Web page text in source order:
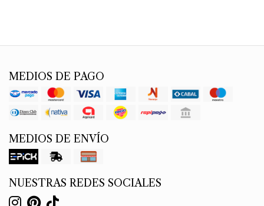
MEDIOS DE PAGO
MEDIOS DE ENVÍO
NUESTRAS REDES SOCIALES